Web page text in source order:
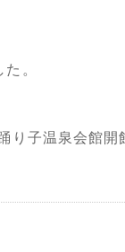
。
り子温泉会館